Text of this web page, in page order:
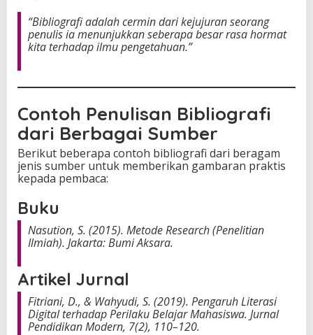
“Bibliografi adalah cermin dari kejujuran seorang
penulis ia menunjukkan seberapa besar rasa hormat
kita terhadap ilmu pengetahuan.”
Contoh Penulisan Bibliografi
dari Berbagai Sumber
Berikut beberapa contoh bibliografi dari beragam
jenis sumber untuk memberikan gambaran praktis
kepada pembaca:
Buku
Nasution, S. (2015). Metode Research (Penelitian
Ilmiah). Jakarta: Bumi Aksara.
Artikel Jurnal
Fitriani, D., & Wahyudi, S. (2019). Pengaruh Literasi
Digital terhadap Perilaku Belajar Mahasiswa. Jurnal
Pendidikan Modern, 7(2), 110–120.